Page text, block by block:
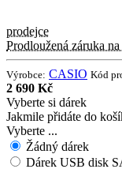
prodejce
Prodloužená záruka
Výrobce: CASIO Kód
2 690 Kč
Vyberte si dárek
Jakmile přidáte do
Vyberte ...
Žádný dárek
Dárek USB disk